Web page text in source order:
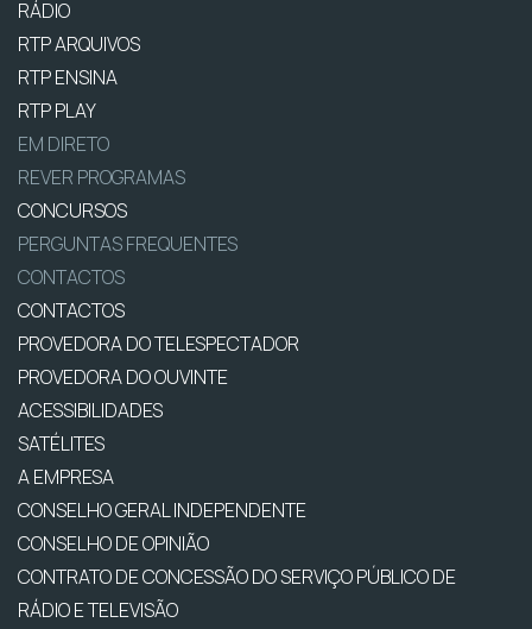
RÁDIO
RTP ARQUIVOS
RTP ENSINA
RTP PLAY
EM DIRETO
REVER PROGRAMAS
CONCURSOS
PERGUNTAS FREQUENTES
CONTACTOS
CONTACTOS
PROVEDORA DO TELESPECTADOR
PROVEDORA DO OUVINTE
ACESSIBILIDADES
SATÉLITES
A EMPRESA
CONSELHO GERAL INDEPENDENTE
CONSELHO DE OPINIÃO
CONTRATO DE CONCESSÃO DO SERVIÇO PÚBLICO DE
RÁDIO E TELEVISÃO